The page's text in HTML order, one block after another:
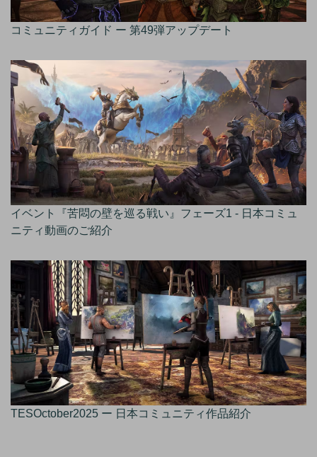
コミュニティガイド ー 第49弾アップデート
イベント『苦悶の壁を巡る戦い』フェーズ1 - 日本コミュ
ニティ動画のご紹介
TESOctober2025 ー 日本コミュニティ作品紹介